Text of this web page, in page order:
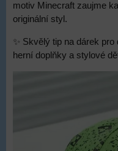
motiv Minecraft zaujme
originální styl.
✨ Skvělý tip na dárek
herní doplňky a stylové